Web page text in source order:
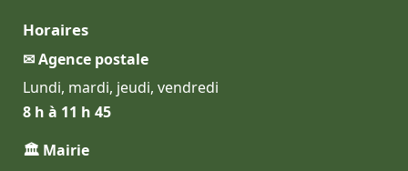
Horaires
✉ Agence postale
Lundi, mardi, jeudi, vendredi
8 h à 11 h 45
🏛 Mairie